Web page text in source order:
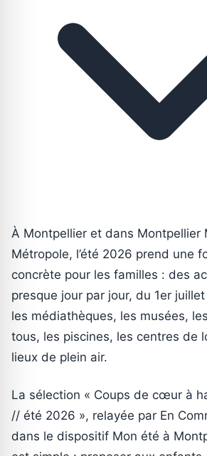
À Montpellier et dans Montpellier
Métropole, l’été 2026 prend une
concrète pour les familles : des
presque jour par jour, du 1er
les médiathèques, les musées,
tous, les piscines, les centres de
lieux de plein air.
La sélection « Coups de cœur à
// été 2026 », relayée par En
dans le dispositif Mon été à